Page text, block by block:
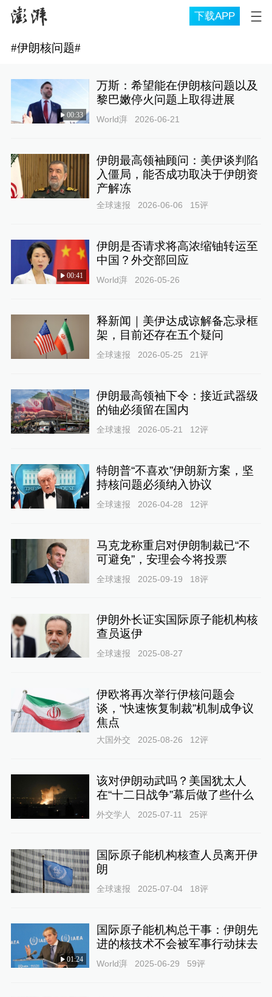
下载APP
#伊朗核问题#
00:33
万斯：希望能在伊朗核问题以及
黎巴嫩停火问题上取得进展
World湃 2026-06-21
伊朗最高领袖顾问：美伊谈判陷
入僵局，能否成功取决于伊朗资
产解冻
全球速报 2026-06-06 15评
00:41
伊朗是否请求将高浓缩铀转运至
中国？外交部回应
World湃 2026-05-26
释新闻｜美伊达成谅解备忘录框
架，目前还存在五个疑问
全球速报 2026-05-25 21评
伊朗最高领袖下令：接近武器级
的铀必须留在国内
全球速报 2026-05-21 12评
特朗普“不喜欢”伊朗新方案，坚
持核问题必须纳入协议
全球速报 2026-04-28 12评
马克龙称重启对伊朗制裁已“不
可避免”，安理会今将投票
全球速报 2025-09-19 18评
伊朗外长证实国际原子能机构核
查员返伊
全球速报 2025-08-27
伊欧将再次举行伊核问题会
谈，“快速恢复制裁”机制成争议
焦点
大国外交 2025-08-26 12评
该对伊朗动武吗？美国犹太人
在“十二日战争”幕后做了些什么
外交学人 2025-07-11 25评
国际原子能机构核查人员离开伊
朗
全球速报 2025-07-04 18评
01:24
国际原子能机构总干事：伊朗先
进的核技术不会被军事行动抹去
World湃 2025-06-29 59评